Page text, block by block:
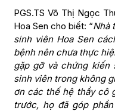
PGS.TS Võ Thị Ngọc
Hoa Sen cho biết: “Nhà
sinh viên Hoa Sen
bệnh nên chưa thực
gặp gỡ và chứng
sinh viên trong không
ơn các thế hệ thầy cô
trước, họ đã góp